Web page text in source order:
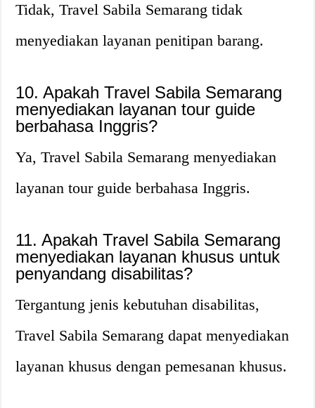
Tidak, Travel Sabila Semarang tidak
menyediakan layanan penitipan barang.
10. Apakah Travel Sabila Semarang
menyediakan layanan tour guide
berbahasa Inggris?
Ya, Travel Sabila Semarang menyediakan
layanan tour guide berbahasa Inggris.
11. Apakah Travel Sabila Semarang
menyediakan layanan khusus untuk
penyandang disabilitas?
Tergantung jenis kebutuhan disabilitas,
Travel Sabila Semarang dapat menyediakan
layanan khusus dengan pemesanan khusus.